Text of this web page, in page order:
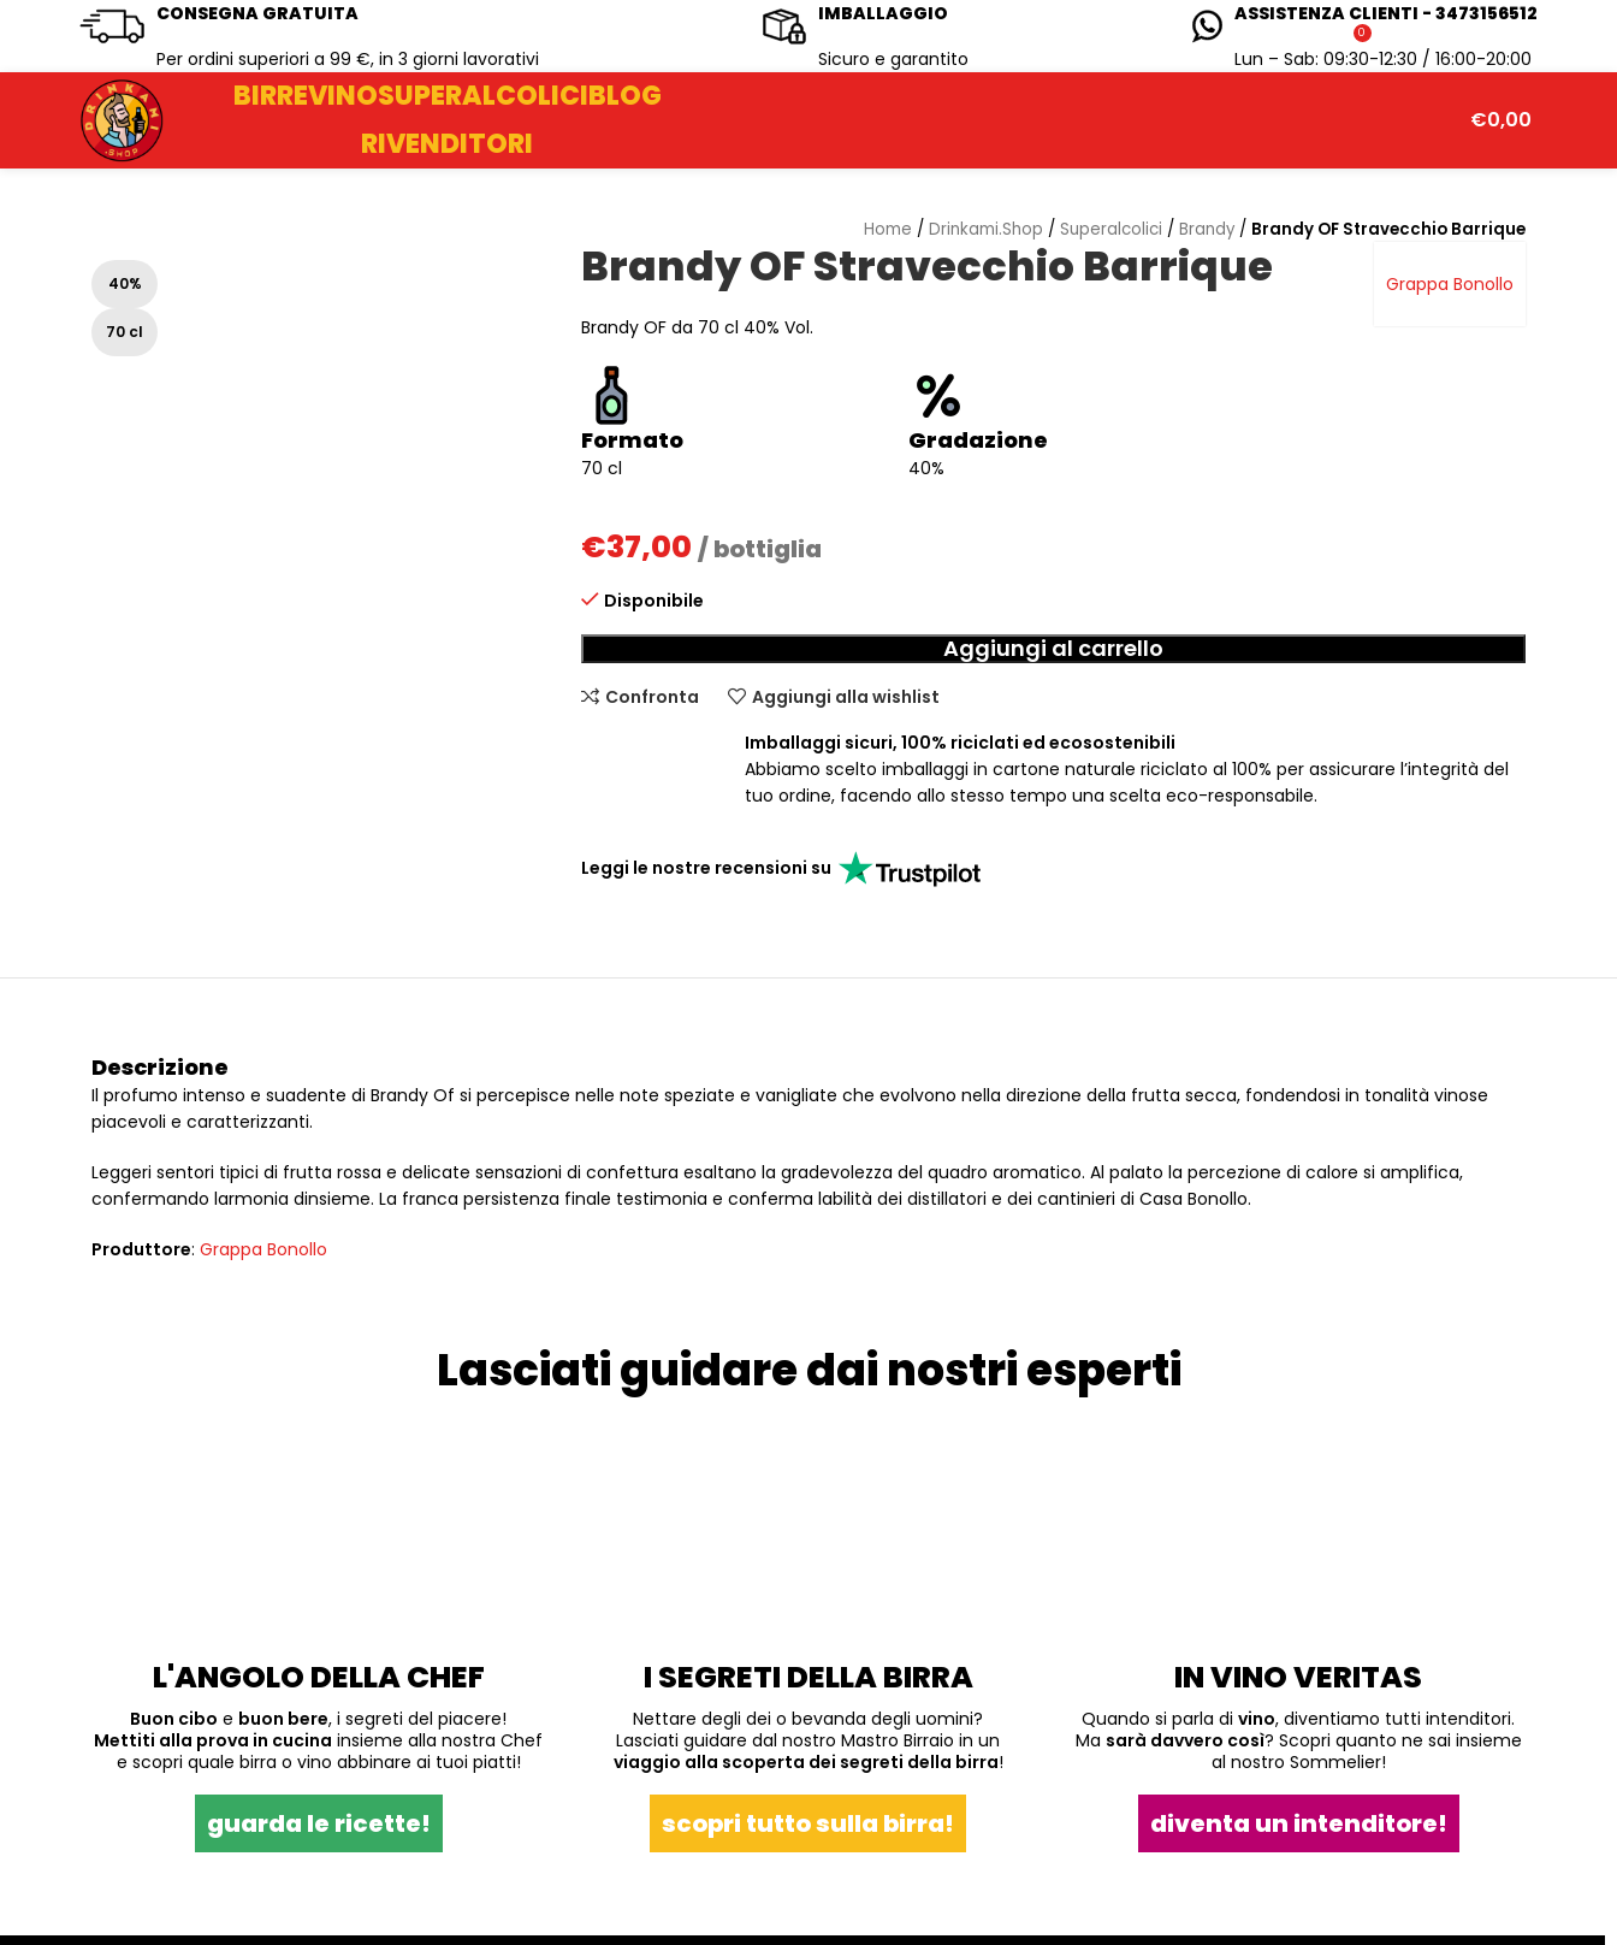
CONSEGNA GRATUITA
Per ordini superiori a 99 €, in 3 giorni lavorativi
IMBALLAGGIO
Sicuro e garantito
ASSISTENZA CLIENTI - 3473156512
Lun – Sab: 09:30-12:30 / 16:00-20:00
BIRREVINOSUPERALCOLICIBLOG
RIVENDITORI
0
€0,00
Home / Drinkami.Shop / Superalcolici / Brandy / Brandy OF Stravecchio Barrique
40%
70 cl
Grappa Bonollo
Brandy OF Stravecchio Barrique
Brandy OF da 70 cl 40% Vol.
Formato
70 cl
Gradazione
40%
€37,00 / bottiglia
Disponibile
Aggiungi al carrello
Confronta
Aggiungi alla wishlist
Imballaggi sicuri, 100% riciclati ed ecosostenibili
Abbiamo scelto imballaggi in cartone naturale riciclato al 100% per assicurare l’integrità del
tuo ordine, facendo allo stesso tempo una scelta eco-responsabile.
Leggi le nostre recensioni su
Descrizione
Il profumo intenso e suadente di Brandy Of si percepisce nelle note speziate e vanigliate che evolvono nella direzione della frutta secca, fondendosi in tonalità vinose
piacevoli e caratterizzanti.
Leggeri sentori tipici di frutta rossa e delicate sensazioni di confettura esaltano la gradevolezza del quadro aromatico. Al palato la percezione di calore si amplifica,
confermando larmonia dinsieme. La franca persistenza finale testimonia e conferma labilità dei distillatori e dei cantinieri di Casa Bonollo.
Produttore: Grappa Bonollo
Lasciati guidare dai nostri esperti
L'ANGOLO DELLA CHEF
Buon cibo e buon bere, i segreti del piacere!
Mettiti alla prova in cucina insieme alla nostra Chef
e scopri quale birra o vino abbinare ai tuoi piatti!
guarda le ricette!
I SEGRETI DELLA BIRRA
Nettare degli dei o bevanda degli uomini?
Lasciati guidare dal nostro Mastro Birraio in un
viaggio alla scoperta dei segreti della birra!
scopri tutto sulla birra!
IN VINO VERITAS
Quando si parla divino, diventiamo tutti intenditori.
Ma sarà davvero così? Scopri quanto ne sai insieme
al nostro Sommelier!
diventa un intenditore!